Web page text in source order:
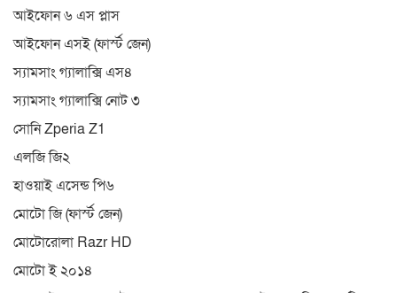
আইফোন ৬ এস প্লাস
আইফোন এসই (ফার্স্ট জেন)
স্যামসাং গ্যালাক্সি এস৪
স্যামসাং গ্যালাক্সি নোট ৩
সোনি Zperia Z1
এলজি জি২
হাওয়াই এসেন্ড পি৬
মোটো জি (ফার্স্ট জেন)
মোটোরোলা Razr HD
মোটো ই ২০১৪